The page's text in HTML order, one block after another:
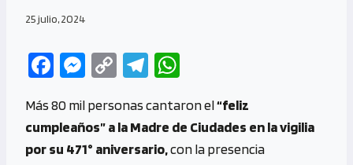
25 julio, 2024
Fa
b
o
M
se
n
C
py
Li
Te
gr
a
at
s
Más 80 mil personas cantaron el“feliz
cumpleaños” a la Madre de Ciudades en la vigilia
por su 471° aniversario,con la presencia